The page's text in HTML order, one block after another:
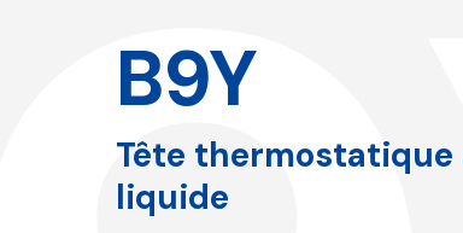
B9Y
Tête
liquide